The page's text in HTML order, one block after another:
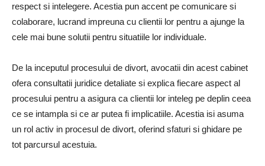
respect si intelegere. Acestia pun accent pe comunicare si
colaborare, lucrand impreuna cu clientii lor pentru a ajunge la
cele mai bune solutii pentru situatiile lor individuale.
De la inceputul procesului de divort, avocatii din acest cabinet
ofera consultatii juridice detaliate si explica fiecare aspect al
procesului pentru a asigura ca clientii lor inteleg pe deplin ceea
ce se intampla si ce ar putea fi implicatiile. Acestia isi asuma
un rol activ in procesul de divort, oferind sfaturi si ghidare pe
tot parcursul acestuia.